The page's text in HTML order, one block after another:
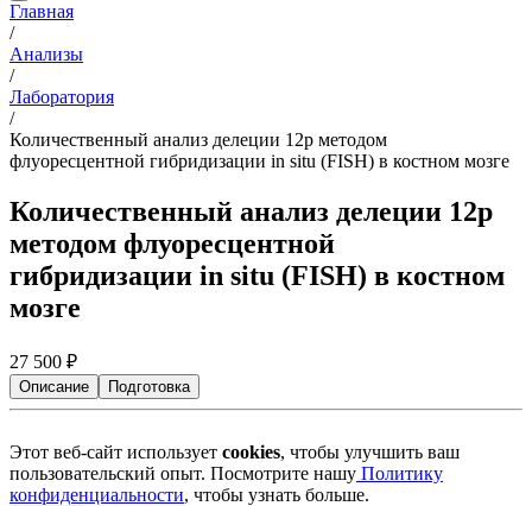
Главная
/
Анализы
/
Лаборатория
/
Количественный анализ делеции 12p методом
флуоресцентной гибридизации in situ (FISH) в костном мозге
Количественный анализ делеции 12p
методом флуоресцентной
гибридизации in situ (FISH) в костном
мозге
27 500 ₽
Описание Подготовка
Этот веб-сайт использует cookies, чтобы улучшить ваш
пользовательский опыт. Посмотрите нашу Политику
конфиденциальности, чтобы узнать больше.